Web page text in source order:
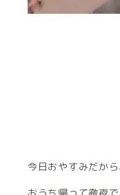
今日おやすみだか